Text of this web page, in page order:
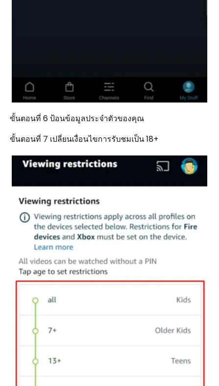
ขั้นตอนที่ 6 ป้อนข้อมูลประจำตัวของคุณ
ขั้นตอนที่ 7 เปลี่ยนเงื่อนไขการรับชมเป็น 18+